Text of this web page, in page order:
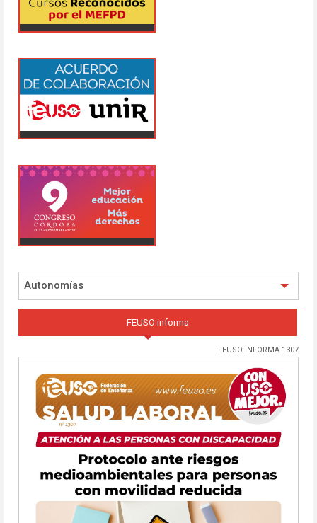
Autonomías
FEUSO informa
FEUSO INFORMA 1307